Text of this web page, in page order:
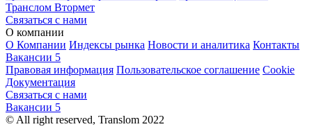
Транслом Втормет
Связаться с нами
О компании
О Компании Индексы рынка Новости и аналитика Контакты
Вакансии 5
Правовая информация Пользовательское соглашение Cookie
Документация
Связаться с нами
Вакансии 5
© All right reserved, Translom 2022